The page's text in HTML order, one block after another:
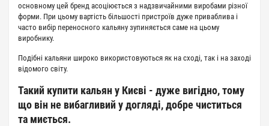
основному цей бренд асоціюється з надзвичайними виробами різної
форми. При цьому вартість більшості пристроїв дуже приваблива і
часто вибір переносного кальяну зупиняється саме на цьому
виробнику.
Подібні кальяни широко використовуються як на сході, так і на заході
відомого світу.
Такий купити кальян у Києві - дуже вигідно, тому
що він не вибагливий у догляді, добре чиститься
та миється.